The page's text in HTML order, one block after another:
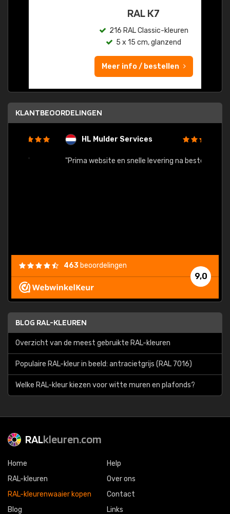
RAL K7
216 RAL Classic-kleuren
5 x 15 cm, glanzend
Meer info / bestellen
KLANTBEOORDELINGEN
HL Mulder Services
"Prima website en snelle levering na bestelling"
9,0
463 beoordelingen
BLOG RAL-KLEUREN
Overzicht van de meest gebruikte RAL-kleuren
Populaire RAL-kleur in beeld: antracietgrijs (RAL 7016)
Welke RAL-kleur kiezen voor witte muren en plafonds?
RALkleuren.com
Home
RAL-kleuren
RAL-kleurenwaaier kopen
Blog
Help
Over ons
Contact
Links